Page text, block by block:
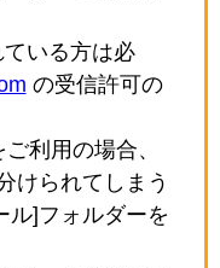
いる方は必
の受信許可の
ご利用の場合、
けられてしまう
ル]フォルダーを